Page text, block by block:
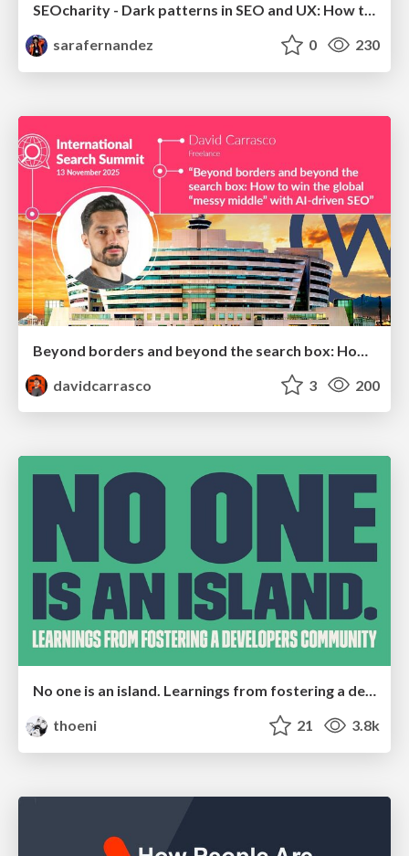
SEOcharity - Dark patterns in SEO and UX: How to avoid them and build a more ethical web
sarafernandez
0 230
davidcarrasco
3 200
No one is an island. Learnings from fostering a developers community.
thoeni
21 3.8k